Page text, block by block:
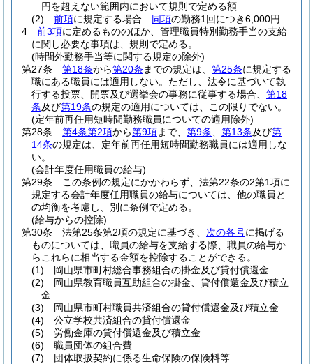
円を超えない範囲内において規則で定める額
(2)
前項に規定する場合 同項の勤務1回につき6,000円
4
前3項に定めるもののほか、管理職員特別勤務手当の支給
に関し必要な事項は、規則で定める。
(時間外勤務手当等に関する規定の除外)
第27条
第18条から第20条 までの規定は、 第25条に規定する
職にある職員には適用しない。 ただし、法令に基づいて執
行する投票、開票及び選挙会の事務に従事する場合、 第18
条及び第19条の規定の適用については、この限りでない。
(定年前再任用短時間勤務職員についての適用除外)
第28条
第4条第2項から第9項まで、 第9条 第13条及び第
14条の規定は、定年前再任用短時間勤務職員には適用しな
い。
(会計年度任用職員の給与)
第29条
この条例の規定にかかわらず、法第22条の2第1項に
規定する会計年度任用職員の給与については、他の職員と
の均衡を考慮し、別に条例で定める。
(給与からの控除)
第30条
法第25条第2項の規定に基づき、 次の各号に掲げる
ものについては、職員の給与を支給する際、職員の給与か
らこれらに相当する金額を控除することができる。
(1)
岡山県市町村総合事務組合の掛金及び貸付償還金
(2)
岡山県教育職員互助組合の掛金、貸付償還金及び積立
金
(3)
岡山県市町村職員共済組合の貸付償還金及び積立金
(4)
公立学校共済組合の貸付償還金
(5)
労働金庫の貸付償還金及び積立金
(6)
職員団体の組合費
(7)
団体取扱契約に係る生命保険の保険料等